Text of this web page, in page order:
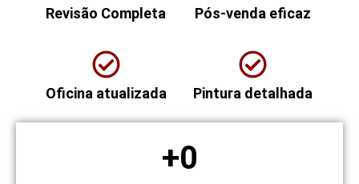
Revisão Completa Pós-venda eficaz
Oficina atualizada Pintura detalhada
+0